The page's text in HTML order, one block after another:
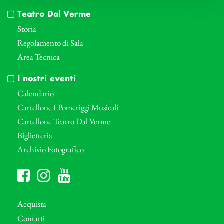
Teatro Dal Verme
Storia
Regolamento di Sala
Area Tecnica
I nostri eventi
Calendario
Cartellone I Pomeriggi Musicali
Cartellone Teatro Dal Verme
Biglietteria
Archivio Fotografico
Acquista
Contatti